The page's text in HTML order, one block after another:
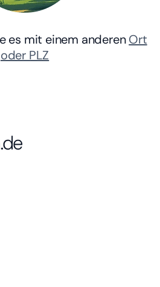
es mit einem anderenOrt
oder PLZ